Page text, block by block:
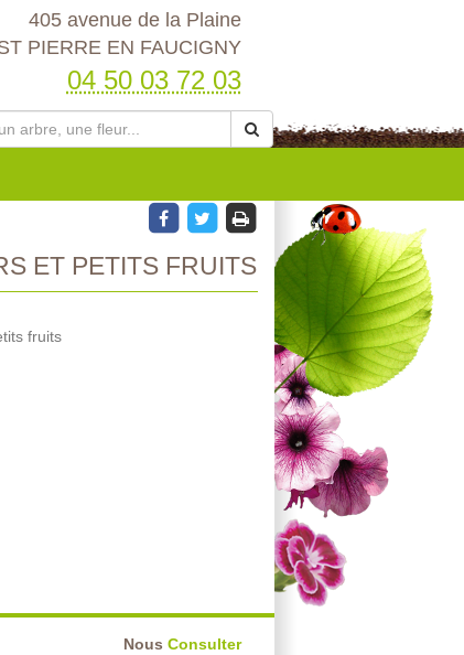
405 avenue de la Plaine
PIERRE EN FAUCIGNY
04 50 03 72 03
ET PETITS FRUITS
fruits
Nous Consulter